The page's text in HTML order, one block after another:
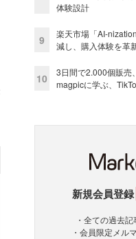
体験設計
9
楽天市場「AI-
減し、購入体験を革
10
3日間で2.000個販売
magpicに学ぶ、
新規会員登録
・全ての過去
・会員限定メル